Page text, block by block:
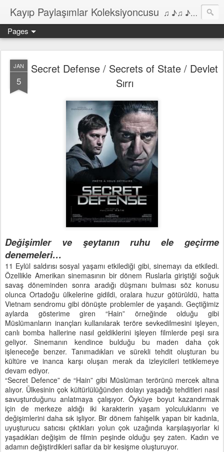
Kayıp Paylaşımlar Koleksiyoncusu ♫ ♪♫ ♪ ♫ ♪♫ ♪•♫♪ 2006'dan bu yana Film, Dizi, Müzik ve Kitaplar üzerine Yazılar Diyarı...
Pages
JAN
5
Secret Defense / Secrets of State / Devlet
Sırrı
Değişimler ve şeytanın ruhu ele geçirme
denemeleri…
11 Eylül saldırısı sosyal yaşamı etkilediği gibi, sinemayı da etkiledi.
Özellikle Amerikan sinemasının bir dönem Ruslarla giriştiği soğuk
savaş döneminden sonra aradığı düşmanı bulması söz konusu
olunca Ortadoğu ülkelerine gidildi, oralara huzur götürüldü, hatta
Vietnam sendromu gibi dönüşte problemler de yaşandı. Geçtiğimiz
aylarda gösterime giren “Hain” örneğinde olduğu gibi
Müslümanların inançları kullanılarak teröre sevkedilmesini işleyen,
canlı bomba hallerine nasıl geldiklerini işleyen filmlerde peşi sıra
geliyor. Sinemanın kendince bulduğu bu maden daha çok
işleneceğe benzer. Tanımadıkları ve sürekli tehdit oluşturan bu
kültüre ve inanca karşı oluşan merak da izleyicileri tetiklemeye
devam ediyor.
“Secret Defence” de “Hain” gibi Müslüman terörünü mercek altına
alıyor. Ülkesinin çok kültürlülüğünden dolayı yaşadığı tehditleri nasıl
savuşturduğunu anlatmaya çalışıyor. Öyküye boyut kazandırmak
için de merkeze aldığı iki karakterin yaşam yolculuklarını ve
değişimlerini daha sık işliyor. Bir dönem fahişelik yapan bir kadınla,
uyuşturucu satıcısı çıktıkları yolun çok uzağında karşılaşıyorlar ki
yaşadıkları değişim de filmin peşinde olduğu şey zaten. Kadın ve
adamın değiştirdikleri saflar da bir kesişme oluşturuyor.